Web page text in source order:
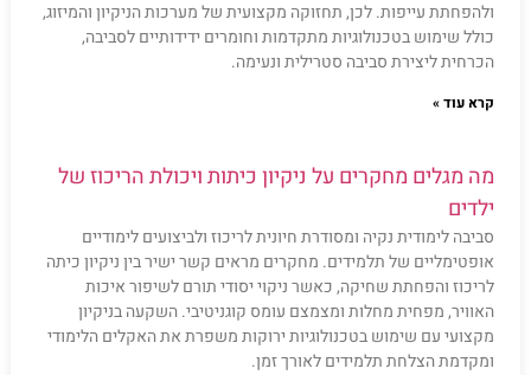
ולהפחתת עייפות. לכן, תחזוקה מקצועית של מערכות הניקיון והמיזוג,
כולל שימוש בטכנולוגיות מתקדמות וחומרים ידידותיים לסביבה,
הכרחית ליצירת סביבה סטרילית ונעימה.
קרא עוד »
מה מגלים מחקרים על ניקיון כיתות ויכולת הריכוז של
ילדים
סביבה לימודית נקיה ומסודרת חיונית לריכוז ולביצועים לימודיים
אופטימליים של תלמידים. מחקרים מראים קשר ישיר בין ניקיון כיתה
לריכוז והפחתת שחיקה, כאשר ניקוי יסודי תורם לשיפור איכות
האוויר, מפחית מחלות ומצמצם עומס קוגניטיבי. השקעה בניקיון
מקצועי עם שימוש בטכנולוגיות ירוקות משפרת את האקלים הלימודי
ומקדמת הצלחת תלמידים לאורך זמן.